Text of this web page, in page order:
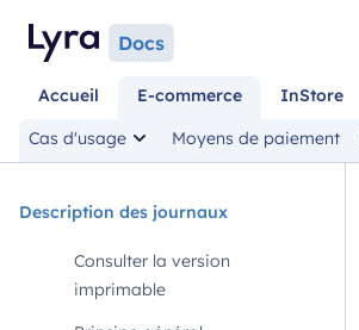
Docs
Accueil E-commerce InStore
Cas d'usage
Moyens de paiement
Description des journaux
Consulter la version
imprimable